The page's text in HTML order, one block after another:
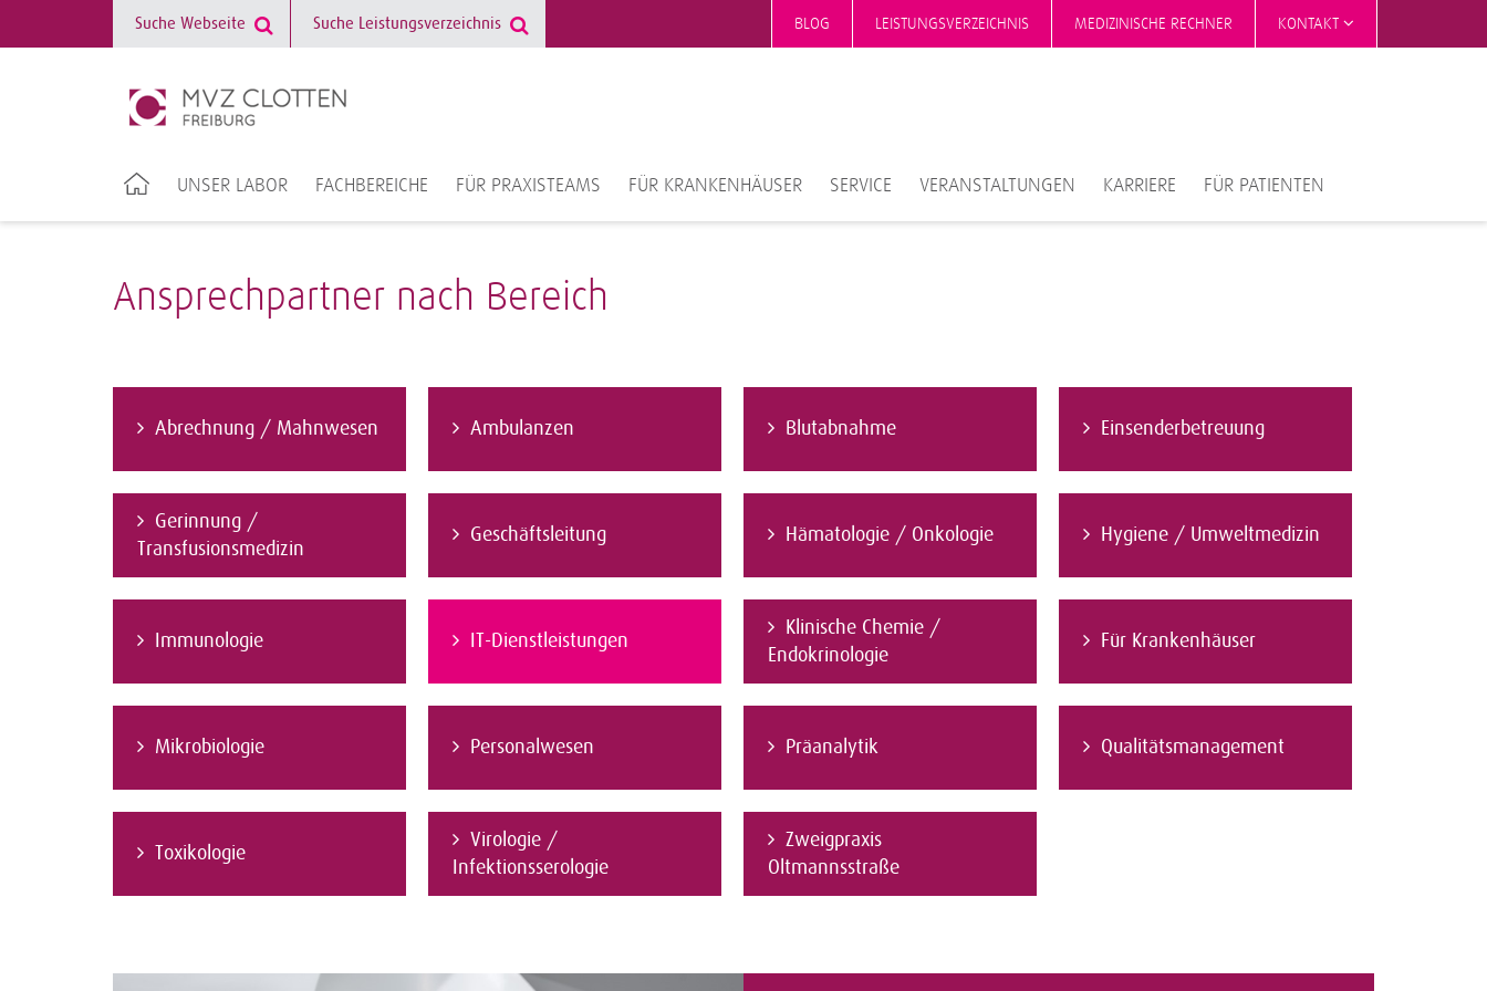
BLOG LEISTUNGSVERZEICHNIS MEDIZINISCHE RECHNER KONTAKT
UNSER LABOR FACHBEREICHE FÜR PRAXISTEAMS FÜR KRANKENHÄUSER SERVICE VERANSTALTUNGEN KARRIERE FÜR PATIENTEN
Ansprechpartner nach Bereich
Abrechnung / Mahnwesen Ambulanzen Blutabnahme Einsenderbetreuung
Gerinnung /
Transfusionsmedizin
Geschäftsleitung Hämatologie / Onkologie Hygiene / Umweltmedizin
Immunologie IT-Dienstleistungen
Klinische Chemie /
Endokrinologie
Für Krankenhäuser
Mikrobiologie Personalwesen Präanalytik Qualitätsmanagement
Toxikologie
Virologie /
Infektionsserologie
Zweigpraxis
Oltmannsstraße